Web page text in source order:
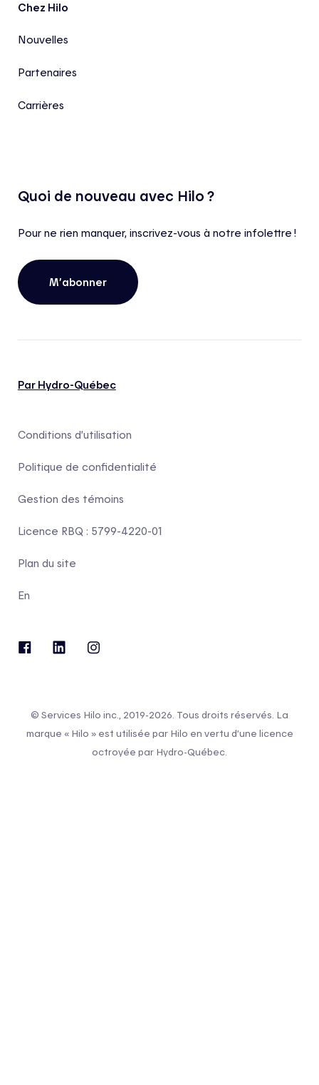
Chez Hilo
Nouvelles
Partenaires
Carrières
Quoi de nouveau avec Hilo ?
Pour ne rien manquer, inscrivez-vous à notre infolettre !
M’abonner
Par Hydro-Québec
Conditions d’utilisation
Politique de confidentialité
Gestion des témoins
Licence RBQ : 5799-4220-01
Plan du site
En
© Services Hilo inc., 2019-2026. Tous droits réservés. La
marque « Hilo » est utilisée par Hilo en vertu d’une licence
octroyée par Hydro-Québec.